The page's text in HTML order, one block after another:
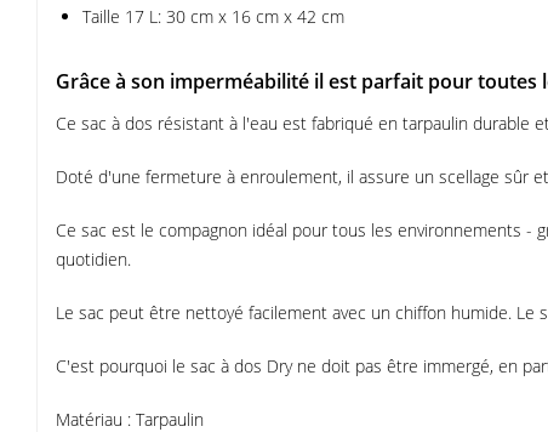
Taille 17 L: 30 cm x 16 cm x 42 cm
Grâce à son imperméabilité il est parfait pour toutes
Ce sac à dos résistant à l'eau est fabriqué en tarpaulin
Doté d'une fermeture à enroulement, il assure un scellage sûr
Ce sac est le compagnon idéal pour tous les environnements -
quotidien.
Le sac peut être nettoyé facilement avec un chiffon humide.
C'est pourquoi le sac à dos Dry ne doit pas être immergé, en
Matériau : Tarpaulin